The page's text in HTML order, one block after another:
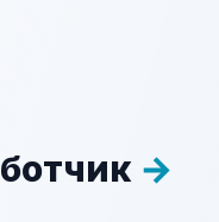
→